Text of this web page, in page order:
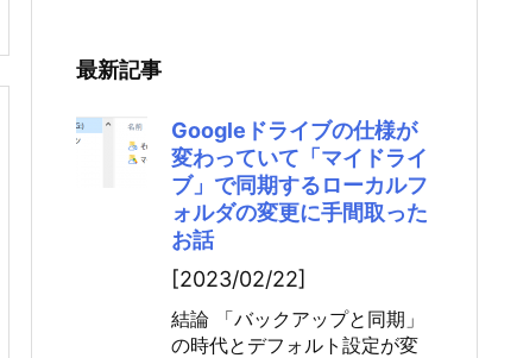
最新記事
Googleドライブの仕様が
変わっていて「マイドライ
ブ」で同期するローカルフ
ォルダの変更に手間取った
お話
[2023/02/22]
結論 「バックアップと同期」
の時代とデフォルト設定が変